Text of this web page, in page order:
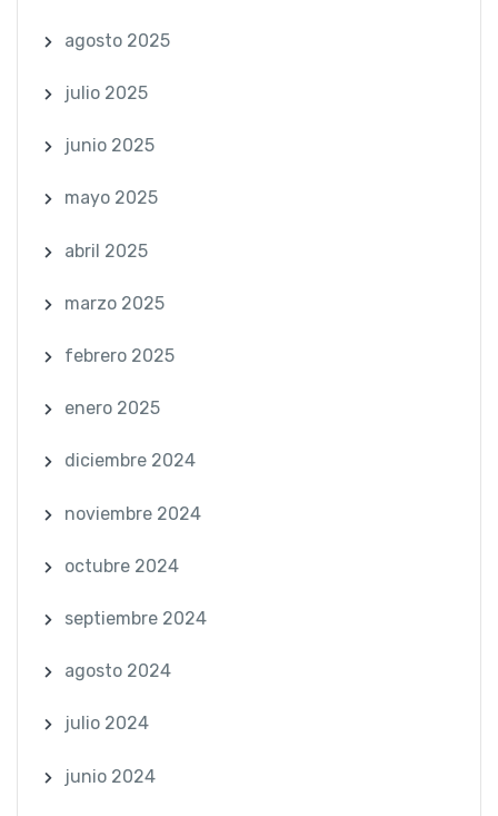
agosto 2025
julio 2025
junio 2025
mayo 2025
abril 2025
marzo 2025
febrero 2025
enero 2025
diciembre 2024
noviembre 2024
octubre 2024
septiembre 2024
agosto 2024
julio 2024
junio 2024